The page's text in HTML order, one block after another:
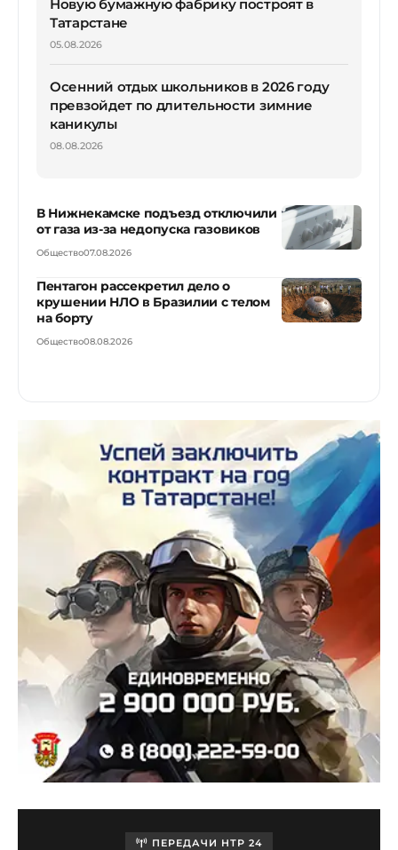
Новую бумажную фабрику построят в
Татарстане
05.08.2026
Осенний отдых школьников в 2026 году
превзойдет по длительности зимние
каникулы
08.08.2026
В Нижнекамске подъезд отключили
от газа из-за недопуска газовиков
Общество07.08.2026
Пентагон рассекретил дело о
крушении НЛО в Бразилии с телом
на борту
Общество08.08.2026
ПЕРЕДАЧИ НТР 24